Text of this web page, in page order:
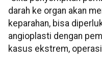
darah ke organ akan
keparahan, bisa
angioplasti dengan
kasus ekstrem,